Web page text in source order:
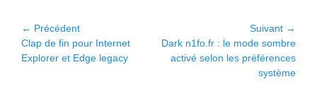
Navigation
de
l’article
← Précédent
Article
précédent :
Clap de fin pour Internet
Explorer et Edge legacy
Suivant →
Article
suivant :
Dark n1fo.fr : le mode sombre
activé selon les préférences
système